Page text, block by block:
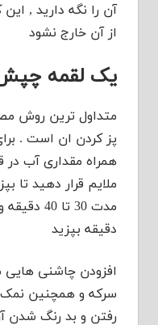
آن را نگه دارید ,
از آن خارج نشود
یک لقمه
متداول ترین روش
پز کردن ان است .
همراه مقداری آب در
ملایم قرار دهید تا
دقیقه بپزید
افزودن چاشنی هایی
سرکه و همچنین
رفتن و بد رنگ شدن